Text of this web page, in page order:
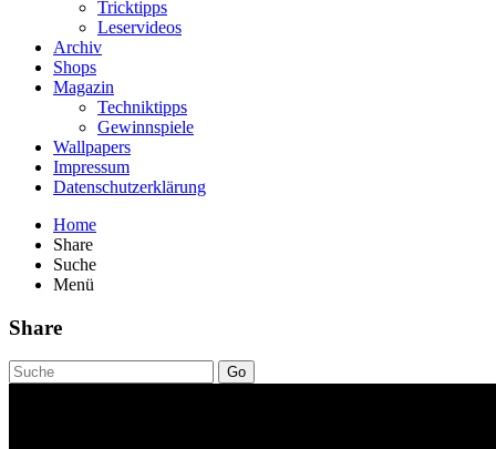
Tricktipps
Leservideos
Archiv
Shops
Magazin
Techniktipps
Gewinnspiele
Wallpapers
Impressum
Datenschutzerklärung
Home
Share
Suche
Menü
Share
Go